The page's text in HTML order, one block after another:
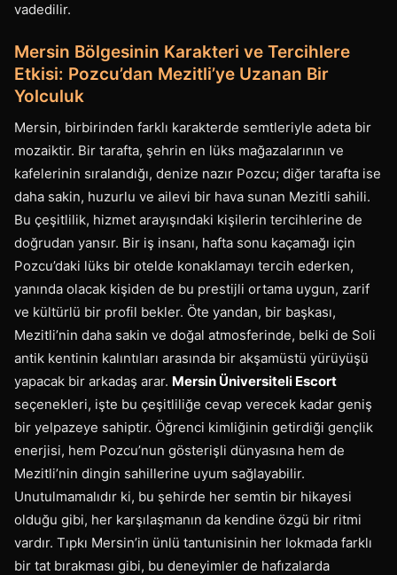
vadedilir.
Mersin Bölgesinin Karakteri ve Tercihlere
Etkisi: Pozcu’dan Mezitli’ye Uzanan Bir
Yolculuk
Mersin, birbirinden farklı karakterde semtleriyle adeta bir
mozaiktir. Bir tarafta, şehrin en lüks mağazalarının ve
kafelerinin sıralandığı, denize nazır Pozcu; diğer tarafta ise
daha sakin, huzurlu ve ailevi bir hava sunan Mezitli sahili.
Bu çeşitlilik, hizmet arayışındaki kişilerin tercihlerine de
doğrudan yansır. Bir iş insanı, hafta sonu kaçamağı için
Pozcu’daki lüks bir otelde konaklamayı tercih ederken,
yanında olacak kişiden de bu prestijli ortama uygun, zarif
ve kültürlü bir profil bekler. Öte yandan, bir başkası,
Mezitli’nin daha sakin ve doğal atmosferinde, belki de Soli
antik kentinin kalıntıları arasında bir akşamüstü yürüyüşü
yapacak bir arkadaş arar. Mersin Üniversiteli Escort
seçenekleri, işte bu çeşitliliğe cevap verecek kadar geniş
bir yelpazeye sahiptir. Öğrenci kimliğinin getirdiği gençlik
enerjisi, hem Pozcu’nun gösterişli dünyasına hem de
Mezitli’nin dingin sahillerine uyum sağlayabilir.
Unutulmamalıdır ki, bu şehirde her semtin bir hikayesi
olduğu gibi, her karşılaşmanın da kendine özgü bir ritmi
vardır. Tıpkı Mersin’in ünlü tantunisinin her lokmada farklı
bir tat bırakması gibi, bu deneyimler de hafızalarda